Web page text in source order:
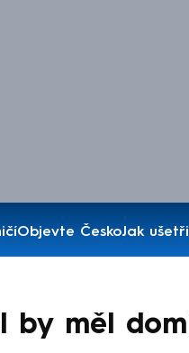
Objevte ČeskoJak
by měl